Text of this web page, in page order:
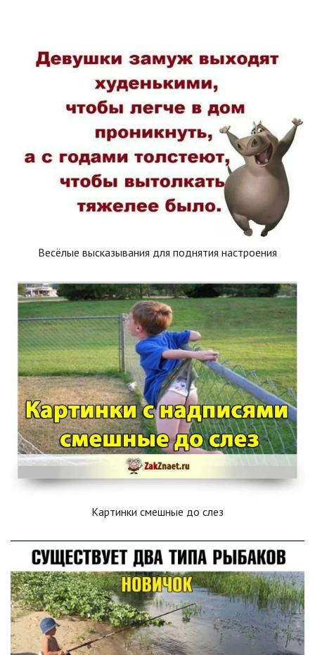
Весёлые высказывания для поднятия настроения
Картинки смешные до слез